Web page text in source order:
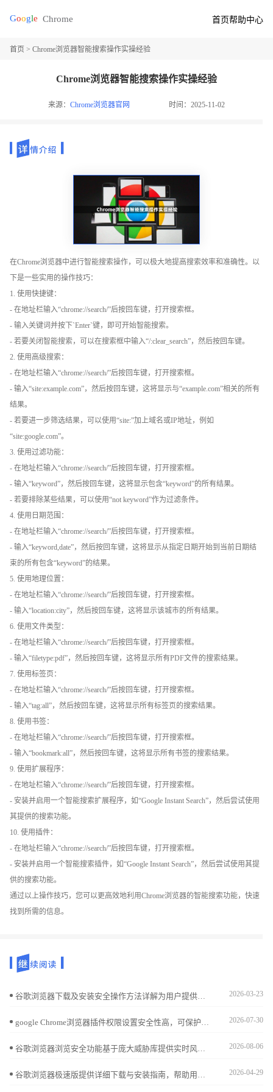
首页帮助中心
首页 > Chrome浏览器智能搜索操作实操经验
Chrome浏览器智能搜索操作实操经验
来源：Chrome浏览器官网 时间：2025-11-02
在Chrome浏览器中进行智能搜索操作，可以极大地提高搜索效率和准确性。以
下是一些实用的操作技巧：
1. 使用快捷键：
- 在地址栏输入“chrome://search/”后按回车键，打开搜索框。
- 输入关键词并按下`Enter`键，即可开始智能搜索。
- 若要关闭智能搜索，可以在搜索框中输入“/:clear_search”，然后按回车键。
2. 使用高级搜索：
- 在地址栏输入“chrome://search/”后按回车键，打开搜索框。
- 输入“site:example.com”，然后按回车键，这将显示与“example.com”相关的所有
结果。
- 若要进一步筛选结果，可以使用“site:”加上域名或IP地址，例如
“site:google.com”。
3. 使用过滤功能：
- 在地址栏输入“chrome://search/”后按回车键，打开搜索框。
- 输入“keyword”，然后按回车键，这将显示包含“keyword”的所有结果。
- 若要排除某些结果，可以使用“not keyword”作为过滤条件。
4. 使用日期范围：
- 在地址栏输入“chrome://search/”后按回车键，打开搜索框。
- 输入“keyword,date”，然后按回车键，这将显示从指定日期开始到当前日期结
束的所有包含“keyword”的结果。
5. 使用地理位置：
- 在地址栏输入“chrome://search/”后按回车键，打开搜索框。
- 输入“location:city”，然后按回车键，这将显示该城市的所有结果。
6. 使用文件类型：
- 在地址栏输入“chrome://search/”后按回车键，打开搜索框。
- 输入“filetype:pdf”，然后按回车键，这将显示所有PDF文件的搜索结果。
7. 使用标签页：
- 在地址栏输入“chrome://search/”后按回车键，打开搜索框。
- 输入“tag:all”，然后按回车键，这将显示所有标签页的搜索结果。
8. 使用书签：
- 在地址栏输入“chrome://search/”后按回车键，打开搜索框。
- 输入“bookmark:all”，然后按回车键，这将显示所有书签的搜索结果。
9. 使用扩展程序：
- 在地址栏输入“chrome://search/”后按回车键，打开搜索框。
- 安装并启用一个智能搜索扩展程序，如“Google Instant Search”，然后尝试使用
其提供的搜索功能。
10. 使用插件：
- 在地址栏输入“chrome://search/”后按回车键，打开搜索框。
- 安装并启用一个智能搜索插件，如“Google Instant Search”，然后尝试使用其提
供的搜索功能。
通过以上操作技巧，您可以更高效地利用Chrome浏览器的智能搜索功能，快速
找到所需的信息。
2026-03-23
2026-07-30
2026-08-06
2026-04-29